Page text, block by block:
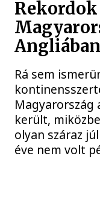
Rá sem
Magyarország
került,
olyan száraz
éve nem volt